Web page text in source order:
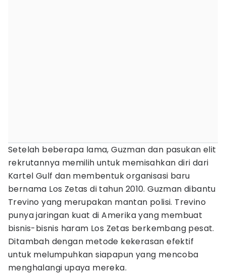
Setelah beberapa lama, Guzman dan pasukan elit
rekrutannya memilih untuk memisahkan diri dari
Kartel Gulf dan membentuk organisasi baru
bernama Los Zetas di tahun 2010. Guzman dibantu
Trevino yang merupakan mantan polisi. Trevino
punya jaringan kuat di Amerika yang membuat
bisnis-bisnis haram Los Zetas berkembang pesat.
Ditambah dengan metode kekerasan efektif
untuk melumpuhkan siapapun yang mencoba
menghalangi upaya mereka.